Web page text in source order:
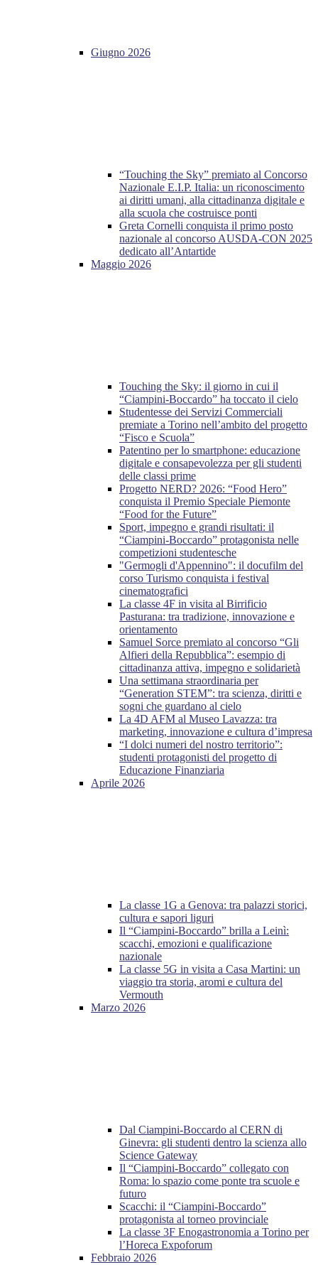
Giugno 2026
“Touching the Sky” premiato al Concorso
Nazionale E.I.P. Italia: un riconoscimento
ai diritti umani, alla cittadinanza digitale e
alla scuola che costruisce ponti
Greta Cornelli conquista il primo posto
nazionale al concorso AUSDA-CON 2025
dedicato all’Antartide
Maggio 2026
Touching the Sky: il giorno in cui il
“Ciampini-Boccardo” ha toccato il cielo
Studentesse dei Servizi Commerciali
premiate a Torino nell’ambito del progetto
“Fisco e Scuola”
Patentino per lo smartphone: educazione
digitale e consapevolezza per gli studenti
delle classi prime
Progetto NERD? 2026: “Food Hero”
conquista il Premio Speciale Piemonte
“Food for the Future”
Sport, impegno e grandi risultati: il
“Ciampini-Boccardo” protagonista nelle
competizioni studentesche
"Germogli d'Appennino": il docufilm del
corso Turismo conquista i festival
cinematografici
La classe 4F in visita al Birrificio
Pasturana: tra tradizione, innovazione e
orientamento
Samuel Sorce premiato al concorso “Gli
Alfieri della Repubblica”: esempio di
cittadinanza attiva, impegno e solidarietà
Una settimana straordinaria per
“Generation STEM”: tra scienza, diritti e
sogni che guardano al cielo
La 4D AFM al Museo Lavazza: tra
marketing, innovazione e cultura d’impresa
“I dolci numeri del nostro territorio”:
studenti protagonisti del progetto di
Educazione Finanziaria
Aprile 2026
La classe 1G a Genova: tra palazzi storici,
cultura e sapori liguri
Il “Ciampini-Boccardo” brilla a Leinì:
scacchi, emozioni e qualificazione
nazionale
La classe 5G in visita a Casa Martini: un
viaggio tra storia, aromi e cultura del
Vermouth
Marzo 2026
Dal Ciampini-Boccardo al CERN di
Ginevra: gli studenti dentro la scienza allo
Science Gateway
Il “Ciampini-Boccardo” collegato con
Roma: lo spazio come ponte tra scuole e
futuro
Scacchi: il “Ciampini-Boccardo”
protagonista al torneo provinciale
La classe 3F Enogastronomia a Torino per
l’Horeca Expoforum
Febbraio 2026